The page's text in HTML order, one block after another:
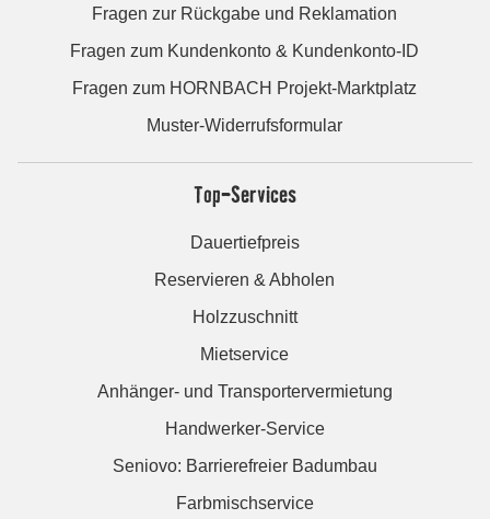
Fragen zur Rückgabe und Reklamation
Fragen zum Kundenkonto & Kundenkonto-ID
Fragen zum HORNBACH Projekt-Marktplatz
Muster-Widerrufsformular
Top-Services
Dauertiefpreis
Reservieren & Abholen
Holzzuschnitt
Mietservice
Anhänger- und Transportervermietung
Handwerker-Service
Seniovo: Barrierefreier Badumbau
Farbmischservice